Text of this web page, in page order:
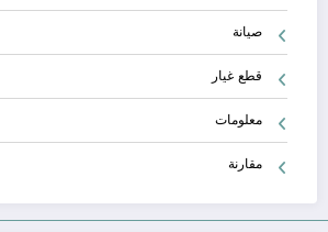
صيانة
قطع غيار
معلومات
مقارنة